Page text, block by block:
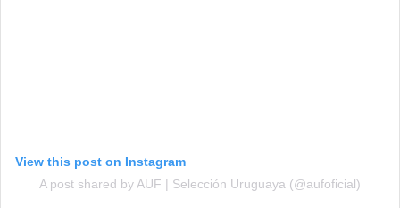
View this post on Instagram
A post shared by AUF | Selección Uruguaya (@aufoficial)